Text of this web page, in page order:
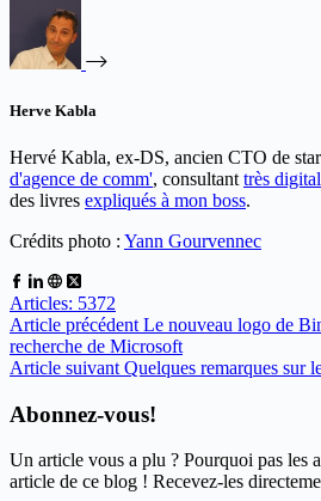
Herve Kabla
Hervé Kabla, ex-DS, ancien CTO de
d'agence de comm', consultant très digital
des livres expliqués à mon boss.
Crédits photo : Yann Gourvennec
Articles: 5372
Article précédent Le nouveau logo de
recherche de Microsoft
Article suivant Quelques remarques sur
Abonnez-vous!
Un article vous a plu ? Pourquoi pas les
article de ce blog ! Recevez-les